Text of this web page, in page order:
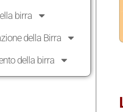
birra
della Birra
della birra